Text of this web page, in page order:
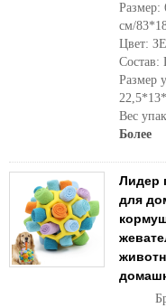
Размер:
см/
Цвет:
Состав:
Размер
Вес
Более
Лидер
для